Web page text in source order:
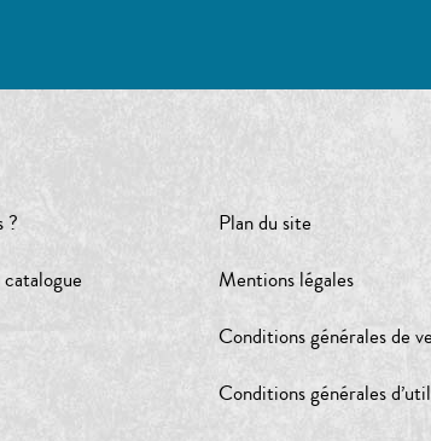
?
Plan du site
Mentions légales
Conditions générales de
Conditions générales